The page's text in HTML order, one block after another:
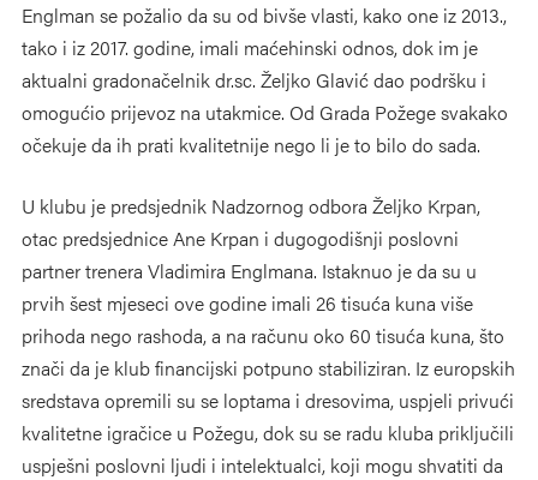
Englman se požalio da su od bivše vlasti, kako one iz 2013.,
tako i iz 2017. godine, imali maćehinski odnos, dok im je
aktualni gradonačelnik dr.sc. Željko Glavić dao podršku i
omogućio prijevoz na utakmice. Od Grada Požege svakako
očekuje da ih prati kvalitetnije nego li je to bilo do sada.
U klubu je predsjednik Nadzornog odbora Željko Krpan,
otac predsjednice Ane Krpan i dugogodišnji poslovni
partner trenera Vladimira Englmana. Istaknuo je da su u
prvih šest mjeseci ove godine imali 26 tisuća kuna više
prihoda nego rashoda, a na računu oko 60 tisuća kuna, što
znači da je klub financijski potpuno stabiliziran. Iz europskih
sredstava opremili su se loptama i dresovima, uspjeli privući
kvalitetne igračice u Požegu, dok su se radu kluba priključili
uspješni poslovni ljudi i intelektualci, koji mogu shvatiti da